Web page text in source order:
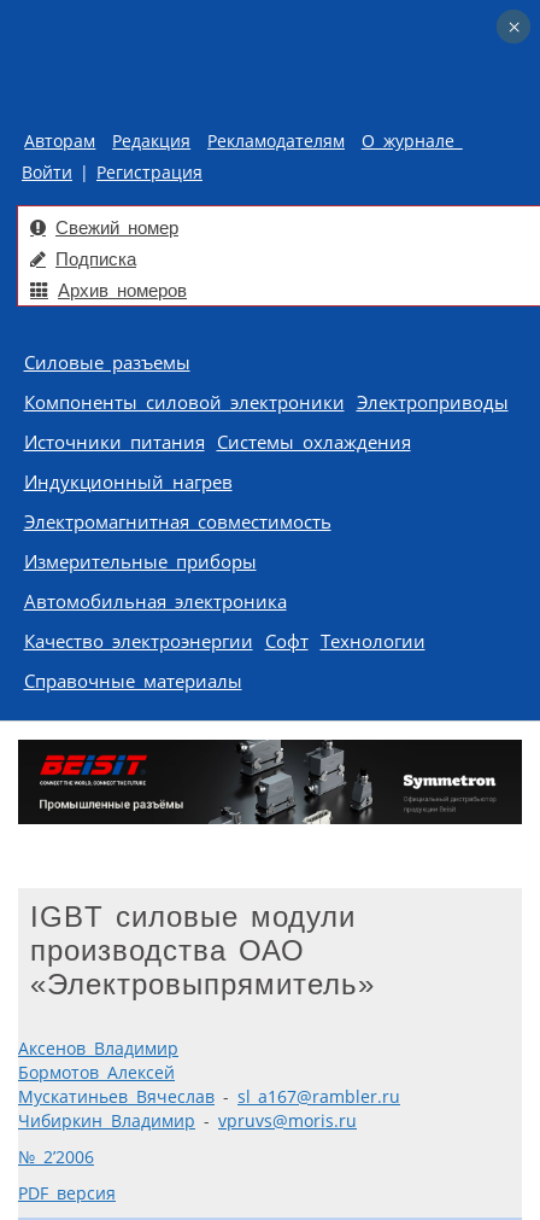
Авторам Редакция Рекламодателям
О журнале
Войти | Регистрация
Свежий номер
Подписка
Архив номеров
Skip to content
Силовые разъемы
Компоненты силовой электроники Электроприводы
Источники питания Системы охлаждения
Индукционный нагрев
Электромагнитная совместимость
Измерительные приборы
Автомобильная электроника
Качество электроэнергии Софт Технологии
Справочные материалы
IGBT силовые модули
производства ОАО
«Электровыпрямитель»
Аксенов Владимир
Бормотов Алексей
Мускатиньев Вячеслав - sl_a167@rambler.ru
Чибиркин Владимир - vpruvs@moris.ru
№ 2’2006
PDF версия
×
×